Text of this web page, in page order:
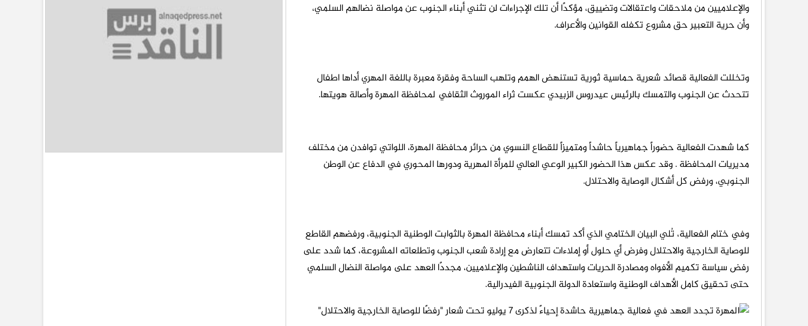
والإعلاميين من ملاحقات واعتقالات وتضييق، مؤكدًا أن تلك الإجراءات لن تثني أبناء الجنوب عن مواصلة نضالهم السلمي،
وأن حرية التعبير حق مشروع تكفله القوانين والأعراف.
وتخللت الفعالية قصائد شعرية حماسية ثورية تستنهض الهمم وتلهب الساحة وفقرة معبرة باللغة المهري أداها اطفال
تتحدث عن الجنوب والتمسك بالرئيس عيدروس الزبيدي عكست ثراء الموروث الثقافي لمحافظة المهرة وأصالة هويتها.
كما شهدت الفعالية حضوراً جماهيرياً حاشداً ومتميزاً للقطاع النسوي من حرائر محافظة المهرة، اللواتي توافدن من مختلف
مديريات المحافظة . وقد عكس هذا الحضور الكبير الوعي العالي للمرأة المهرية ودورها المحوري في الدفاع عن الوطن
الجنوبي، ورفض كل أشكال الوصاية والاحتلال.
وفي ختام الفعالية، تُلي البيان الختامي الذي أكد تمسك أبناء محافظة المهرة بالثوابت الوطنية الجنوبية، ورفضهم القاطع
للوصاية الخارجية والاحتلال وفرض أي حلول أو إملاءات تتعارض مع إرادة شعب الجنوب وتطلعاته المشروعة، كما شدد على
رفض سياسة تكميم الأفواه ومصادرة الحريات واستهداف الناشطين والإعلاميين، مجددًا العهد على مواصلة النضال السلمي
حتى تحقيق كامل الأهداف الوطنية واستعادة الدولة الجنوبية الفيدرالية.